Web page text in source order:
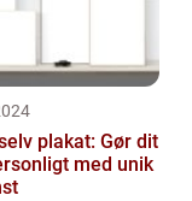
plakat: Gør dit
med unik